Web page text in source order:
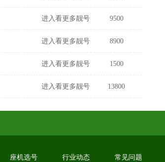
进入看更多靓号 9500
进入看更多靓号 8900
进入看更多靓号 1500
进入看更多靓号 13800
座机选号 行业动态 常见问题